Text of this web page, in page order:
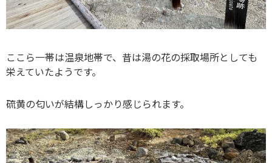
ここら一帯は温泉地帯で、昔は湯の花の採取場所としても
栄えていたようです。
硫黄の匂いが結構しっかり感じられます。